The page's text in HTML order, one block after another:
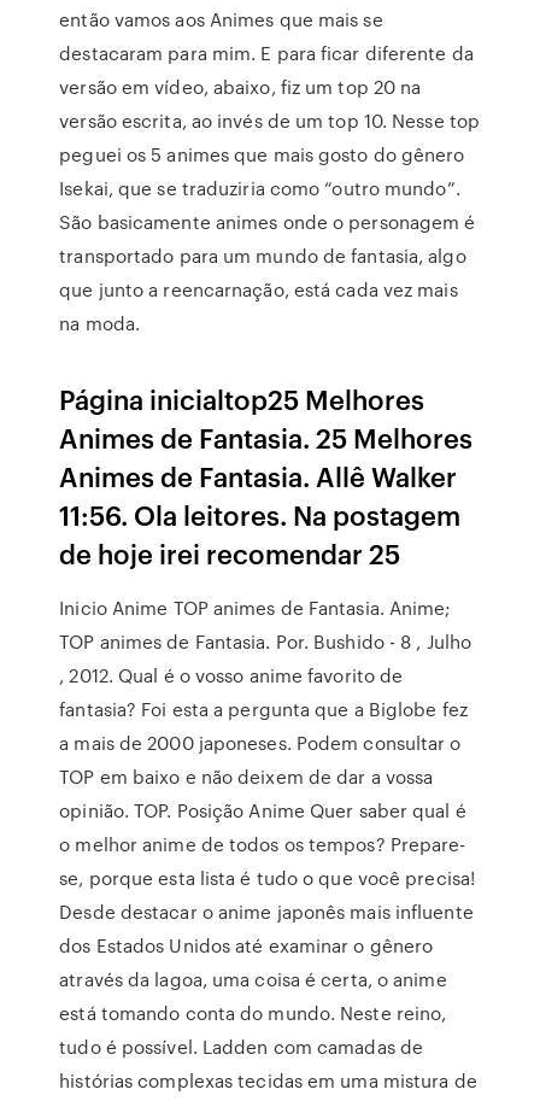
então vamos aos Animes que mais se
destacaram para mim. E para ficar diferente da
versão em vídeo, abaixo, fiz um top 20 na
versão escrita, ao invés de um top 10. Nesse top
peguei os 5 animes que mais gosto do gênero
Isekai, que se traduziria como “outro mundo”.
São basicamente animes onde o personagem é
transportado para um mundo de fantasia, algo
que junto a reencarnação, está cada vez mais
na moda.
Página inicialtop25 Melhores
Animes de Fantasia. 25 Melhores
Animes de Fantasia. Allê Walker
11:56. Ola leitores. Na postagem
de hoje irei recomendar 25
Inicio Anime TOP animes de Fantasia. Anime;
TOP animes de Fantasia. Por. Bushido - 8 , Julho
, 2012. Qual é o vosso anime favorito de
fantasia? Foi esta a pergunta que a Biglobe fez
a mais de 2000 japoneses. Podem consultar o
TOP em baixo e não deixem de dar a vossa
opinião. TOP. Posição Anime Quer saber qual é
o melhor anime de todos os tempos? Prepare-
se, porque esta lista é tudo o que você precisa!
Desde destacar o anime japonês mais influente
dos Estados Unidos até examinar o gênero
através da lagoa, uma coisa é certa, o anime
está tomando conta do mundo. Neste reino,
tudo é possível. Ladden com camadas de
histórias complexas tecidas em uma mistura de